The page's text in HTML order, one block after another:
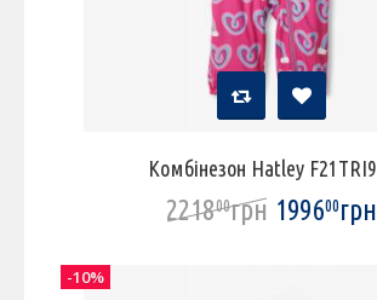
Комбінезон Hatley
221800грн 199600грн
-10%